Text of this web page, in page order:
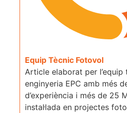
Equip Tècnic Fotovol
Article elaborat per
enginyeria EPC amb més
d’experiència i més de 25
instal·lada en projectes